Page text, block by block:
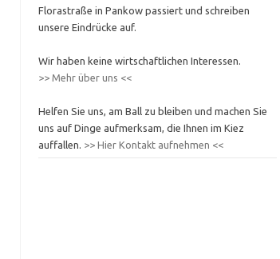
Florastraße in Pankow passiert und schreiben
unsere Eindrücke auf.
Wir haben keine wirtschaftlichen Interessen.
>> Mehr über uns <<
Helfen Sie uns, am Ball zu bleiben und machen Sie
uns auf Dinge aufmerksam, die Ihnen im Kiez
auffallen. >> Hier Kontakt aufnehmen <<